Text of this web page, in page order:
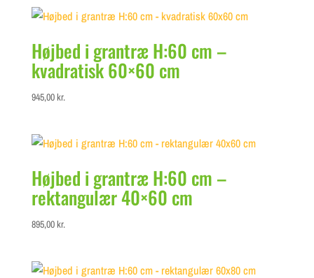
Højbed i grantræ H:60 cm –
kvadratisk 60×60 cm
945,00kr.
Højbed i grantræ H:60 cm –
rektangulær 40×60 cm
895,00kr.